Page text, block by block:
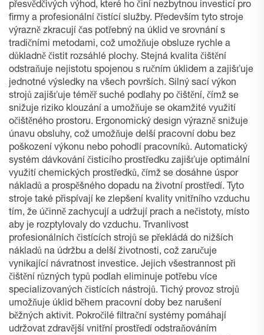
přesvědčivých výhod, které ho činí nezbytnou investicí pro
firmy a profesionální čistící služby. Především tyto stroje
výrazně zkracují čas potřebný na úklid ve srovnání s
tradičními metodami, což umožňuje obsluze rychle a
důkladně čistit rozsáhlé plochy. Stejná kvalita čištění
odstraňuje nejistotu spojenou s ručním úklidem a zajišťuje
jednotné výsledky na všech površích. Silný sací výkon
strojů zajišťuje téměř suché podlahy po čištění, čímž se
snižuje riziko klouzání a umožňuje se okamžité využití
očištěného prostoru. Ergonomický design výrazně snižuje
únavu obsluhy, což umožňuje delší pracovní dobu bez
poškození výkonu nebo pohodlí pracovníků. Automatický
systém dávkování čisticího prostředku zajišťuje optimální
využití chemických prostředků, čímž se dosáhne úspor
nákladů a prospěšného dopadu na životní prostředí. Tyto
stroje také přispívají ke zlepšení kvality vnitřního vzduchu
tím, že účinně zachycují a udržují prach a nečistoty, místo
aby je rozptylovaly do vzduchu. Trvanlivost
profesionálních čistících strojů se překládá do nižších
nákladů na údržbu a delší životnosti, což zaručuje
vynikající návratnost investice. Jejich všestrannost při
čištění různých typů podlah eliminuje potřebu více
specializovaných čistících nástrojů. Tichý provoz strojů
umožňuje úklid během pracovní doby bez narušení
běžných aktivit. Pokročilé filtrační systémy pomáhají
udržovat zdravější vnitřní prostředí odstraňováním